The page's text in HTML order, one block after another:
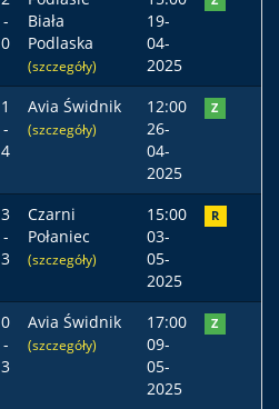
-
0
Biała
Podlaska
(szczegóły)
19-
04-
2025
1
-
4
Avia Świdnik
(szczegóły)
12:00
26-
04-
2025
Z
3
-
3
Czarni
Połaniec
(szczegóły)
15:00
03-
05-
2025
R
0
-
3
Avia Świdnik
(szczegóły)
17:00
09-
05-
2025
Z